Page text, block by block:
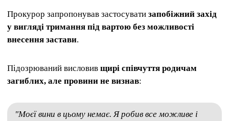
Прокурор запропонував застосувати запобіжний захід
у вигляді тримання під вартою без можливості
внесення застави.
Підозрюваний висловив щирі співчуття родичам
загиблих, але провини не визнав:
"Моєї вини в цьому немає. Я робив все можливе і